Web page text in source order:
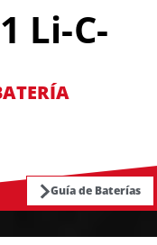
Li-C-
Guía de Baterías